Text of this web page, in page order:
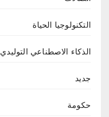
التكنولوجيا الحياة
الذكاء الاصطناعي التوليدي
جديد
حكومة